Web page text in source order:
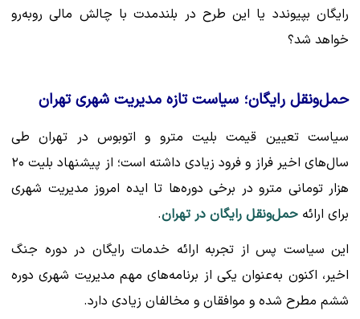
رایگان بپیوندد یا این طرح در بلندمدت با چالش مالی روبه‌رو
خواهد شد؟
حمل‌ونقل رایگان؛ سیاست تازه مدیریت شهری تهران
سیاست تعیین قیمت بلیت مترو و اتوبوس در تهران طی
سال‌های اخیر فراز و فرود زیادی داشته است؛ از پیشنهاد بلیت ۲۰
هزار تومانی مترو در برخی دوره‌ها تا ایده امروز مدیریت شهری
برای ارائه حمل‌ونقل رایگان در تهران.
این سیاست پس از تجربه ارائه خدمات رایگان در دوره جنگ
اخیر، اکنون به‌عنوان یکی از برنامه‌های مهم مدیریت شهری دوره
ششم مطرح شده و موافقان و مخالفان زیادی دارد.